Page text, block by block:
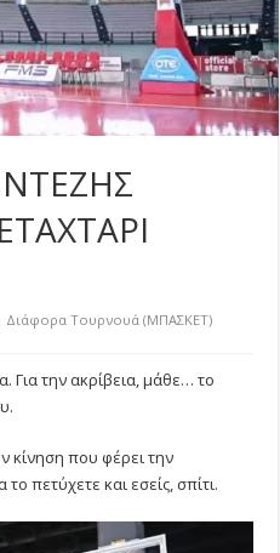
Διάφορα Τουρνουά (ΜΠΑΣΚΕΤ)
την ακρίβεια, μάθε… το
κίνηση που φέρει την
πετύχετε και εσείς, σπίτι.